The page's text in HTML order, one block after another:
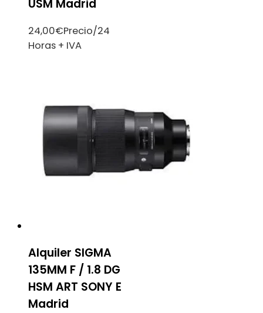
USM Madrid
24,00€Precio/24
Horas + IVA
Alquiler SIGMA
135MM F / 1.8 DG
HSM ART SONY E
Madrid